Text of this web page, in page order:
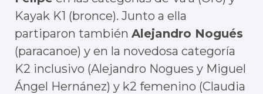
Kayak K1 (bronce). Junto a ella
partiparon también Alejandro Nogués
(paracanoe) y en la novedosa categoría
K2 inclusivo (Alejandro Nogues y Miguel
Ángel Hernánez) y k2 femenino (Claudia